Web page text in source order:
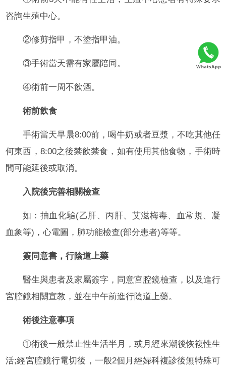
咨詢生殖中心。
②修剪指甲，不塗指甲油。
③手術當天需有家屬陪同。
④術前一周不飲酒。
術前飲食
手術當天早晨8:00前，喝牛奶或者豆漿，不吃其他任
何東西，8:00之後禁飲禁食，如有使用其他食物，手術時
間可能延後或取消。
入院後完善相關檢查
如：抽血化驗(乙肝、丙肝、艾滋梅毒、血常規、凝
血象等)，心電圖，肺功能檢查(部分患者)等等。
簽同意書，行陰道上藥
醫生與患者及家屬簽字，同意宮腔鏡檢查，以及進行
宮腔鏡相關宣教，並在中午前進行陰道上藥。
術後注意事項
①術後一般禁止性生活半月，或月經來潮後恢複性生
活;經宮腔鏡行電切後，一般2個月經婦科複診後無特殊可